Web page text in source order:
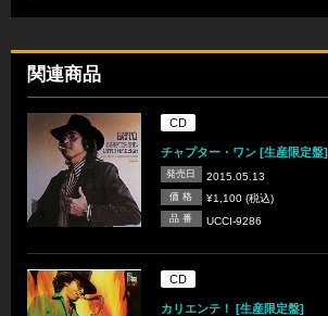
関連商品
CD
チャプター・ワン [生産限定盤]
発売日 2015.05.13
価 格 ¥1,100 (税込)
品 番 UCCI-9286
CD
カリエンテ！ [生産限定盤]